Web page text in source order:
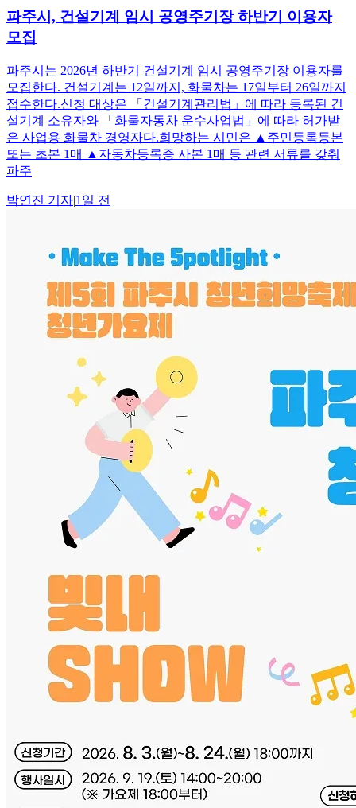
파주시, 건설기계 임시 공영주기장 하반기 이용자
모집
파주시는 2026년 하반기 건설기계 임시 공영주기장 이용자를
모집한다. 건설기계는 12일까지, 화물차는 17일부터 26일까지
접수한다.신청 대상은 「건설기계관리법」에 따라 등록된 건
설기계 소유자와 「화물자동차 운수사업법」에 따라 허가받
은 사업용 화물차 경영자다.희망하는 시민은 ▲주민등록등본
또는 초본 1매 ▲자동차등록증 사본 1매 등 관련 서류를 갖춰
파주
박연진 기자|1일 전